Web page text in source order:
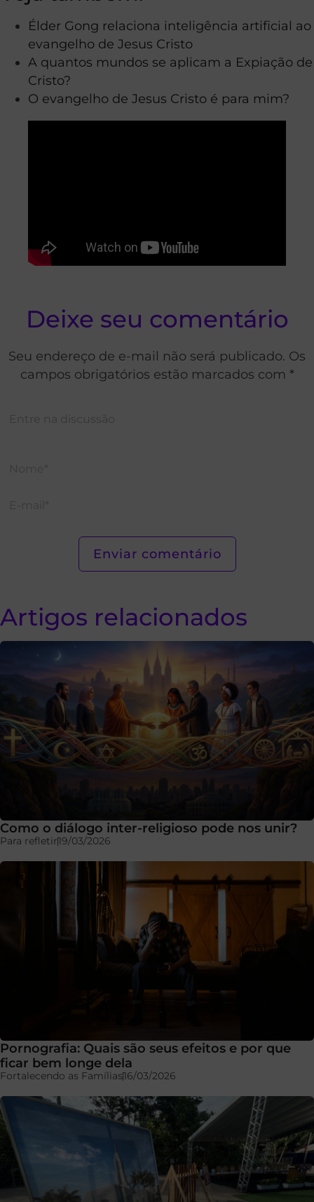
Élder Gong relaciona inteligência artificial ao
evangelho de Jesus Cristo
A quantos mundos se aplicam a Expiação de
Cristo?
O evangelho de Jesus Cristo é para mim?
Deixe seu comentário
Seu endereço de e-mail não será publicado. Os
campos obrigatórios estão marcados com *
Artigos relacionados
Como o diálogo inter-religioso pode nos unir?
Para refletir19/03/2026
Pornografia: Quais são seus efeitos e por que
ficar bem longe dela
Fortalecendo as Famílias16/03/2026